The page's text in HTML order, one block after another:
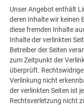
Unser Angebot enthält
deren Inhalte wir keinen
diese fremden Inhalte
Inhalte der verlinkten
Betreiber der Seiten
zum Zeitpunkt der
überprüft.
Verlinkung nicht
der verlinkten Seiten ist
Rechtsverletzung nicht